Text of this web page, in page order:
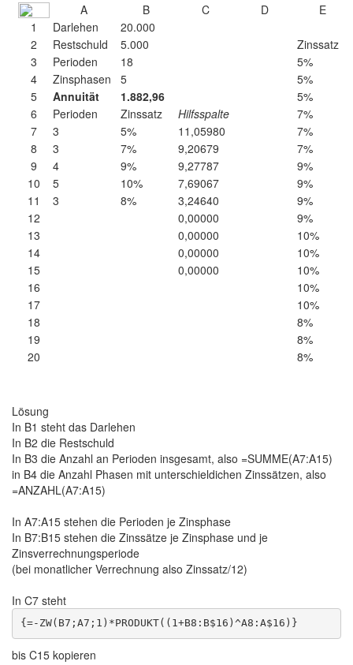
A B C D
E
1
Darlehen
20.000
2
Restschuld 5.000
Zinssatz
3
Perioden 18
5%
4
Zinsphasen 5
5%
5
Annuität 1.882,96
5%
6
Perioden Zinssatz Hilfsspalte
7%
7
3 5% 11,05980
7%
8
3 7% 9,20679
7%
9
4 9% 9,27787
9%
10
5 10% 7,69067
9%
11
3 8% 3,24640
9%
12
0,00000
9%
13
0,00000
10%
14
0,00000
10%
15
0,00000
10%
16
10%
17
10%
18
8%
19
8%
20
8%
Lösung
In B1 steht das Darlehen
In B2 die Restschuld
In B3 die Anzahl an Perioden insgesamt, also =SUMME(A7:A15)
in B4 die Anzahl Phasen mit unterschieldichen Zinssätzen, also
=ANZAHL(A7:A15)
In A7:A15 stehen die Perioden je Zinsphase
In B7:B15 stehen die Zinssätze je Zinsphase und je
Zinsverrechnungsperiode
(bei monatlicher Verrechnung also Zinssatz/12)
In C7 steht
bis C15 kopieren